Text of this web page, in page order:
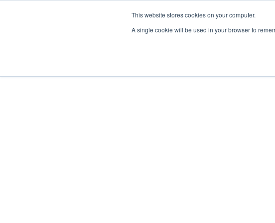
This website stores cookies on your computer.
A single cookie will be used in your browser to